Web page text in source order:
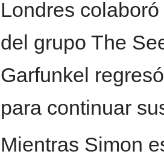
Londres
del grupo The
Garfunkel
para continuar
Mientras Simon